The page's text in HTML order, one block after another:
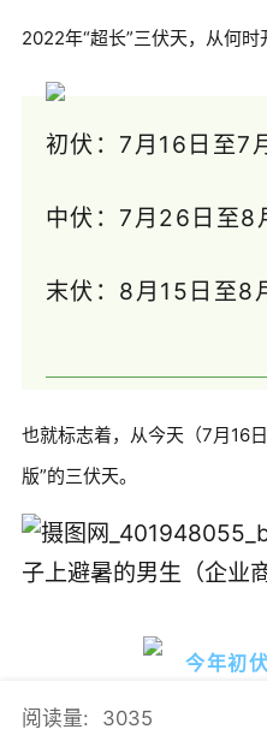
2022年“超长”三伏天，从何时
初伏：7月16日至7
中伏：7月26日至8
末伏：8月15日至8
也就标志着，从今天（7月16
版”的三伏天。
今年初
伏天，其实是一年中气温最高
阅读量: 3035